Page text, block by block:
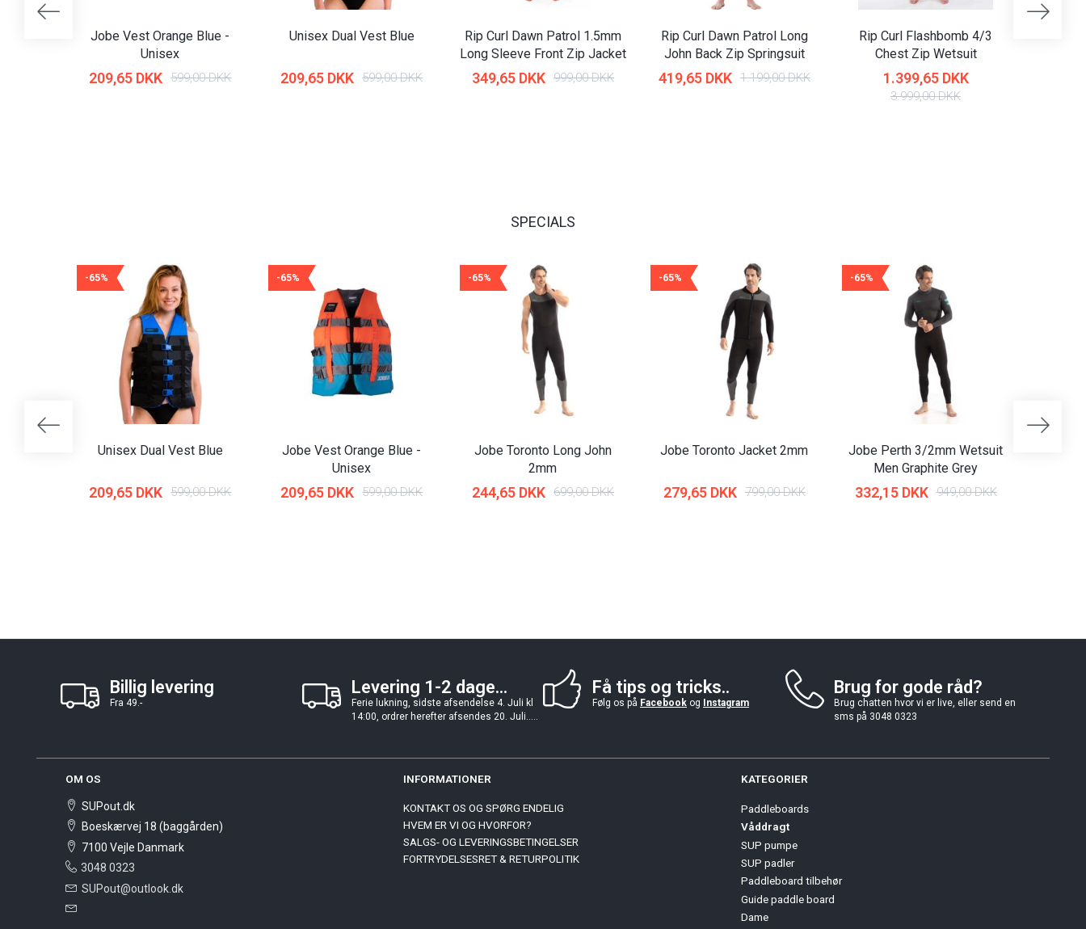
Jobe Vest Orange Blue -
Unisex
209,65 DKK 599,00 DKK
Unisex Dual Vest Blue
209,65 DKK 599,00 DKK
Rip Curl Dawn Patrol 1.5mm
Long Sleeve Front Zip Jacket
349,65 DKK 999,00 DKK
Rip Curl Dawn Patrol Long
John Back Zip Springsuit
419,65 DKK 1.199,00 DKK
Rip Curl Flashbomb 4/3
Chest Zip Wetsuit
1.399,65 DKK
3.999,00 DKK
SPECIALS
-65%
Unisex Dual Vest Blue
209,65 DKK 599,00 DKK
-65%
Jobe Vest Orange Blue -
Unisex
209,65 DKK 599,00 DKK
-65%
Jobe Toronto Long John
2mm
244,65 DKK 699,00 DKK
-65%
Jobe Toronto Jacket 2mm
279,65 DKK 799,00 DKK
-65%
Jobe Perth 3/2mm Wetsuit
Men Graphite Grey
332,15 DKK 949,00 DKK
Billig levering
Fra 49.-
Levering 1-2 dage...
Ferie lukning, sidste afsendelse 4. Juli kl
14:00, ordrer herefter afsendes 20. Juli.....
Få tips og tricks..
Følg os på Facebook og Instagram
Brug for gode råd?
Brug chatten hvor vi er live, eller send en
sms på 3048 0323
OM OS
SUPout.dk
Boeskærvej 18 (baggården)
7100 Vejle Danmark
3048 0323
SUPout@outlook.dk
INFORMATIONER
KONTAKT OS OG SPØRG ENDELIG
HVEM ER VI OG HVORFOR?
SALGS- OG LEVERINGSBETINGELSER
FORTRYDELSESRET & RETURPOLITIK
KATEGORIER
Paddleboards
Våddragt
SUP pumpe
SUP padler
Paddleboard tilbehør
Guide paddle board
Dame